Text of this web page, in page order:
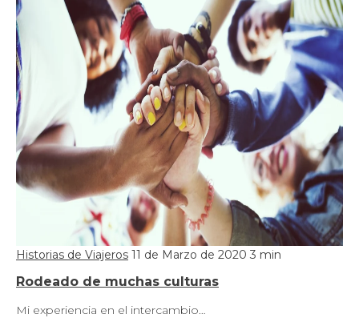
Historias de Viajeros 11 de Marzo de 2020 3 min
Rodeado de muchas culturas
Mi experiencia en el intercambio…